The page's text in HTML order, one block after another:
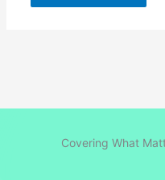
Covering What